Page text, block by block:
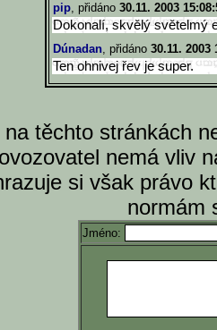
pip, přidáno 30.11. 2003
Dokonalí, skvělý světelmý
Dúnadan, přidáno 30.11. 2003
Ten ohnivej řev je super.
těchto stránkách
nemá vliv
si však právo
normám
Jméno: